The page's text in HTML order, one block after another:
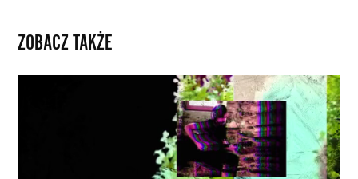
ZOBACZ TAKŻE